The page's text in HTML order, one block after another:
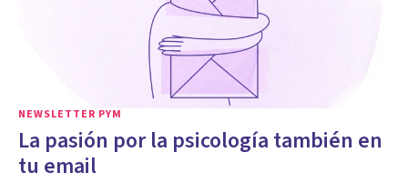
NEWSLETTER PYM
La pasión por la psicología también en
tu email